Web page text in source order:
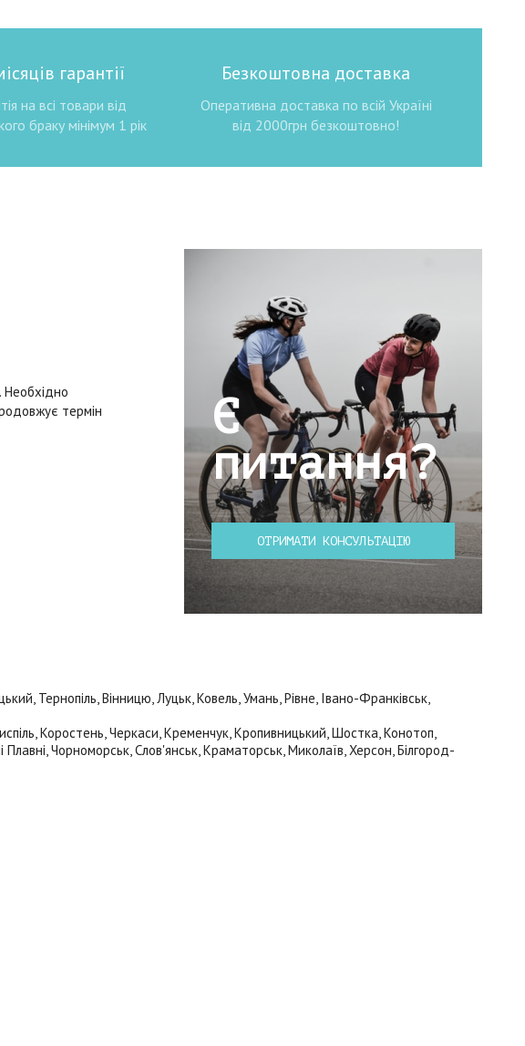
гарантії
на всі товари від
браку мінімум 1 рік
Безкоштовна доставка
Оперативна доставка по всій Україні
від 2000грн безкоштовно!
Необхідно
термін
Є
питання?
ОТРИМАТИ КОНСУЛЬТАЦІЮ
Тернопіль, Вінницю, Луцьк, Ковель, Умань, Рівне, Івано-Франківськ,
Коростень, Черкаси, Кременчук, Кропивницький, Шостка, Конотоп,
Чорноморськ, Слов'янськ, Краматорськ, Миколаїв, Херсон, Білгород-